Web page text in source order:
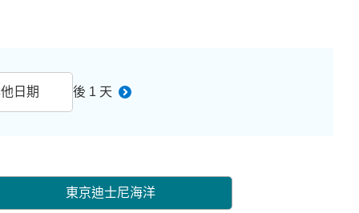
日期 後 1 天
東京迪士尼海洋